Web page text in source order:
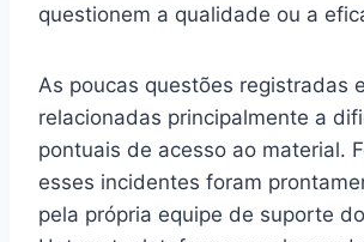
questionem a qualidade ou a
As poucas questões registradas
relacionadas principalmente a
pontuais de acesso ao material.
esses incidentes foram
pela própria equipe de suporte